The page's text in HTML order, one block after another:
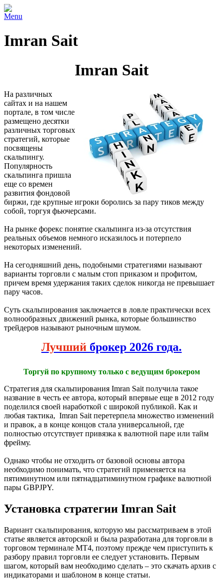
Menu
Imran Sait
Imran Sait
На различных
сайтах и на нашем
портале, в том числе
размещено десятки
различных торговых
стратегий, которые
посвящены
скальпингу.
Популярность
скальпинга пришла
еще со времен
развития фондовой
биржи, где крупные игроки боролись за пару тиков между
собой, торгуя фьючерсами.
На рынке форекс понятие скальпинга из-за отсутствия
реальных объемов немного исказилось и потерпело
некоторых изменений.
На сегодняшний день, подобными стратегиями называют
варианты торговли с малым стоп приказом и профитом,
причем время удержания таких сделок никогда не превышает
пару часов.
Суть скальпирования заключается в ловле практически всех
волнообразных движений рынка, которые большинство
трейдеров называют рыночным шумом.
Лучший брокер 2026 года.
Торгуй по крупному только с ведущим брокером
Стратегия для скальпирования Imran Sait получила такое
название в честь ее автора, который впервые еще в 2012 году
поделился своей наработкой с широкой публикой. Как и
любая тактика, Imran Sait перетерпела множество изменений
и правок, а в конце концов стала универсальной, где
полностью отсутствует привязка к валютной паре или тайм
фрейму.
Однако чтобы не отходить от базовой основы автора
необходимо понимать, что стратегий применяется на
пятиминутном или пятнадцатиминутном графике валютной
пары GBPJPY.
Установка стратегии Imran Sait
Вариант скальпирования, которую мы рассматриваем в этой
статье является авторской и была разработана для торговли в
торговом терминале МТ4, поэтому прежде чем приступить к
разбору правил торговли ее следует установить. Первым
шагом, который вам необходимо сделать – это скачать архив с
индикаторами и шаблоном в конце статьи.